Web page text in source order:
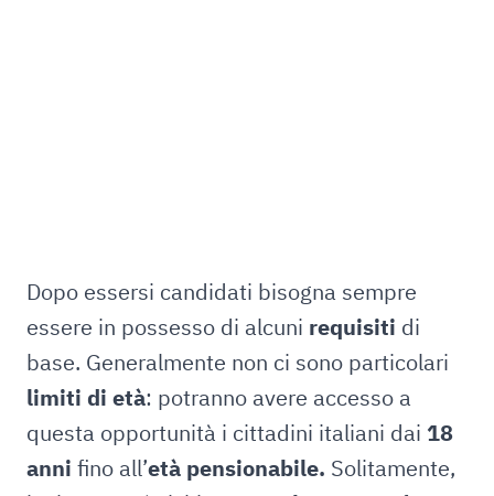
Dopo essersi candidati bisogna sempre
essere in possesso di alcuni requisiti di
base. Generalmente non ci sono particolari
limiti di età: potranno avere accesso a
questa opportunità i cittadini italiani dai 18
anni fino all’età pensionabile. Solitamente,